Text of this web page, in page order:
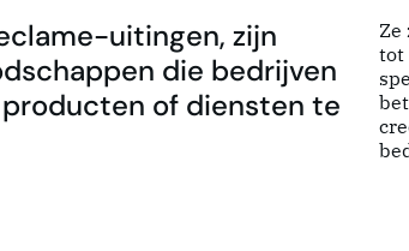
uitingen, zijn
die bedrijven
of diensten te
Ze
tot